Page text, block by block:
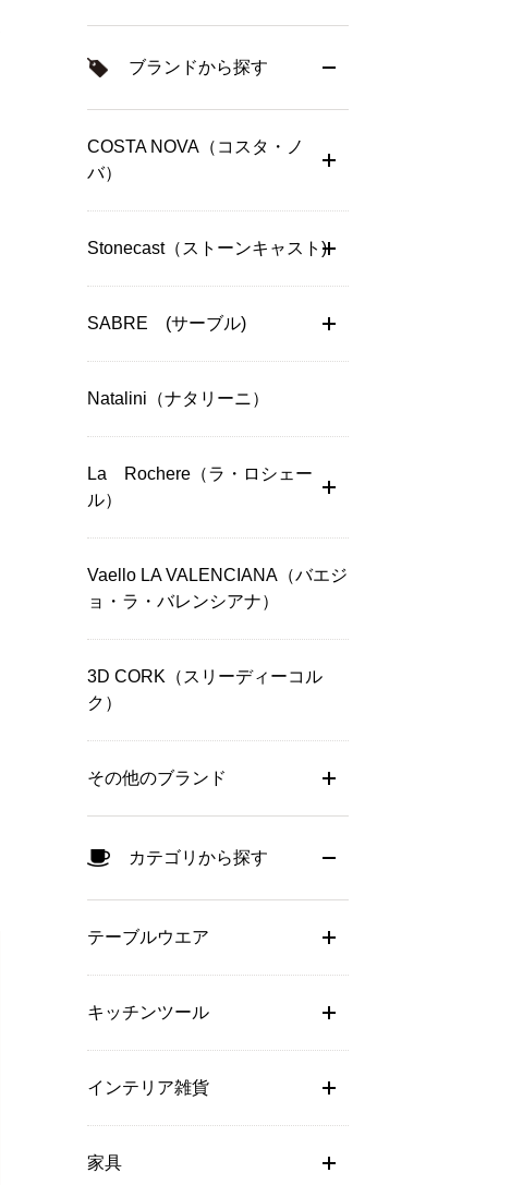
ブランドから探す
COSTA NOVA（コスタ・ノ
バ）
Stonecast（ストーンキャスト)
SABRE (サーブル)
Natalini（ナタリーニ）
La Rochere（ラ・ロシェー
ル）
Vaello LA VALENCIANA（バエジ
ョ・ラ・バレンシアナ）
3D CORK（スリーディーコル
ク）
その他のブランド
カテゴリから探す
テーブルウエア
キッチンツール
インテリア雑貨
家具